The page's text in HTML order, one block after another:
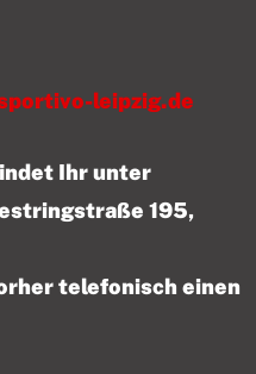
leipzig.de
Ihr unter
195,
telefonisch einen